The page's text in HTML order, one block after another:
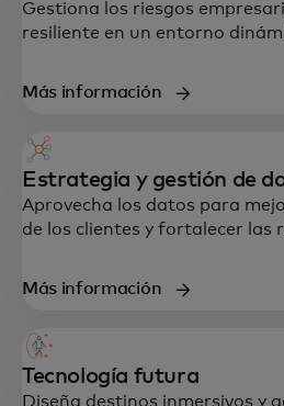
Soporte integral en
Gestiona los riesgos
resiliente en un entorno
Más información
Estrategia y gestión de
Aprovecha los datos para
de los clientes y fortalecer las
Más información
Tecnología futura
Diseña destinos inmersivos y